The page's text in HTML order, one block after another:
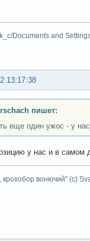
Documents and
13:17:38
пишет:
еще один ужос - у
у нас и в самом
крохобор вонючий" (с)